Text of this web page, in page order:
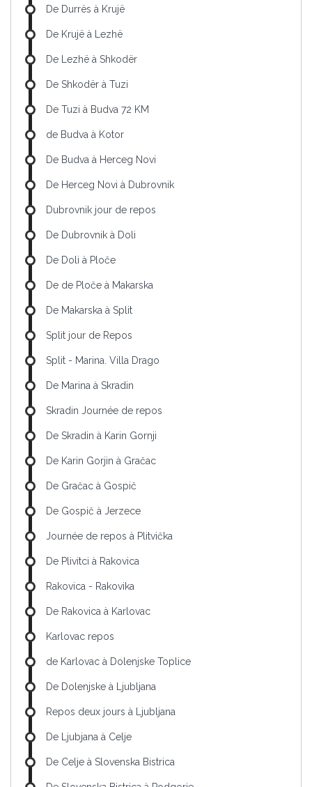
De Durrës à Krujë
De Krujë à Lezhë
De Lezhë à Shkodër
De Shkodër à Tuzi
De Tuzi à Budva 72 KM
de Budva à Kotor
De Budva à Herceg Novi
De Herceg Novi à Dubrovnik
Dubrovnik jour de repos
De Dubrovnik à Doli
De Doli à Ploče
De de Ploče à Makarska
De Makarska à Split
Split jour de Repos
Split - Marina. Villa Drago
De Marina à Skradin
Skradin Journée de repos
De Skradin à Karin Gornji
De Karin Gorjin à Gračac
De Gračac à Gospič
De Gospič à Jerzece
Journée de repos à Plitvička
De Plivitci à Rakovica
Rakovica - Rakovika
De Rakovica à Karlovac
Karlovac repos
de Karlovac à Dolenjske Toplice
De Dolenjske à Ljubljana
Repos deux jours à Ljubljana
De Ljubjana à Celje
De Celje à Slovenska Bistrica